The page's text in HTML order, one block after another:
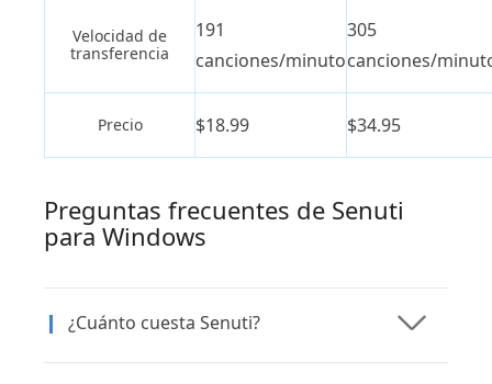
Velocidad de
transferencia
191
canciones/minuto
305
canciones/
Precio $18.99 $34.95
Preguntas frecuentes de Senuti
para Windows
¿Cuánto cuesta Senuti?